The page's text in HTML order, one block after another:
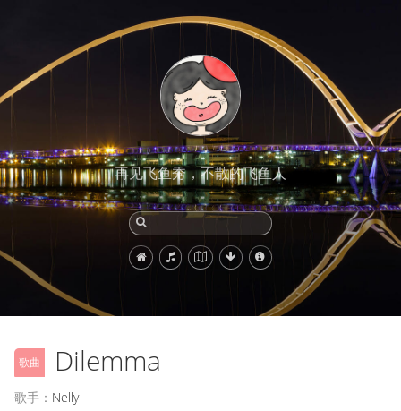
再见飞鱼秀，不散的飞鱼人
歌曲 Dilemma
歌手： Nelly